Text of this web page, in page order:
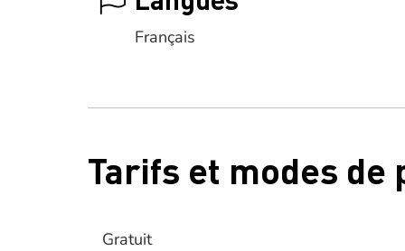
Français
Tarifs et modes de
Gratuit